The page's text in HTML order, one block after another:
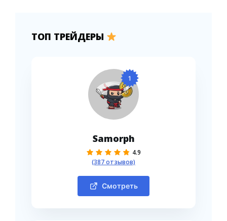
ТОП ТРЕЙДЕРЫ
1
Samorph
4.9
(387 отзывов)
Смотреть